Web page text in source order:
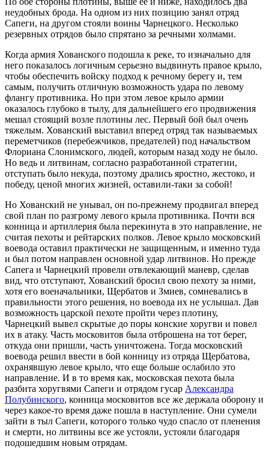
неудобных брода. На одном из них позицию занял отряд
Сапеги, на другом стояли воины Чарнецкого. Несколько
резервных отрядов было спрятано за речными холмами.
Когда армия Хованского подошла к реке, то изначально для
него показалось логичным серьезно выдвинуть правое крыло,
чтобы обеспечить войску подход к речному берегу и, тем
самым, получить отличную возможность удара по левому
флангу противника. Но при этом левое крыло армии
оказалось глубоко в тылу, для дальнейшего его продвижения
мешал стоящий возле плотины лес. Первый бой был очень
тяжелым. Хованский выставил вперед отряд так называемых
переметчиков (перебежчиков, предателей) под начальством
Флориана Слонимского, людей, которым назад ходу не было.
Но ведь и литвинам, согласно разработанной стратегии,
отступать было некуда, поэтому дрались яростно, жестоко, и
победу, ценой многих жизней, оставили-таки за собой!
Но Хованский не унывал, он по-прежнему продвигал вперед
свой план по разгрому левого крыла противника. Почти вся
конница и артиллерия была перекинута в это направление, не
считая пехоты и рейтарских полков. Левое крыло московский
воевода оставил практически не защищенным, и именно туда
и был потом направлен основной удар литвинов. Но прежде
Сапега и Чарнецкий провели отвлекающий маневр, сделав
вид, что отступают, Хованский бросил свою пехоту за ними,
хотя его военачальники, Щербатов и Змиев, сомневались в
правильности этого решения, но воевода их не услышал. Дав
возможность царской пехоте пройти через плотину,
Чарнецкий вывел скрытые до поры конские хоругви и повел
их в атаку. Часть московитов была отброшена на тот берег,
откуда они пришли, часть уничтожена. Тогда московский
воевода решил ввести в бой конницу из отряда Щербатова,
охранявшую левое крыло, что еще больше ослабило это
направление. И в то время как, московская пехота была
разбита хоругвями Сапеги и отрядом гусар Александра
Полубинского, конница московитов все же держала оборону и
через какое-то время даже пошла в наступление. Они сумели
зайти в тыл Сапеги, которого только чудо спасло от пленения
и смерти, но литвины все же устояли, устояли благодаря
подошедшим новым отрядам.